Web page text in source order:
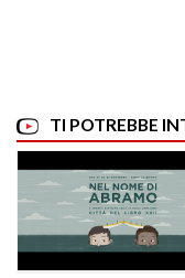
TI POTREBBE